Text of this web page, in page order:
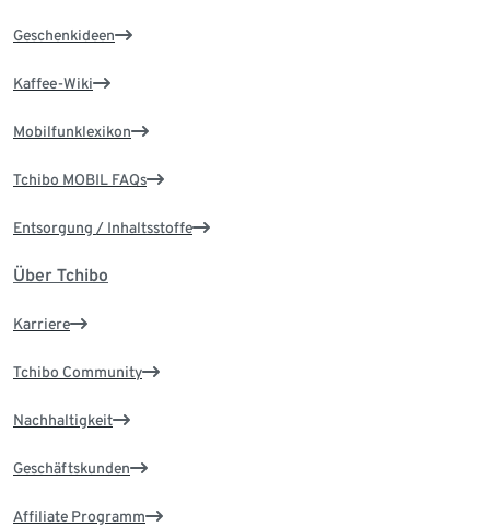
Geschenkideen
Kaffee-Wiki
Mobilfunklexikon
Tchibo MOBIL FAQs
Entsorgung / Inhaltsstoffe
Über Tchibo
Karriere
Tchibo Community
Nachhaltigkeit
Geschäftskunden
Affiliate Programm